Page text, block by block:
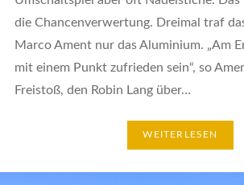
die Chancenverwertung. Dreimal traf
Marco Ament nur das Aluminium. „Am
mit einem Punkt zufrieden sein“, so
Freistoß, den Robin Lang über…
WEITERLESEN